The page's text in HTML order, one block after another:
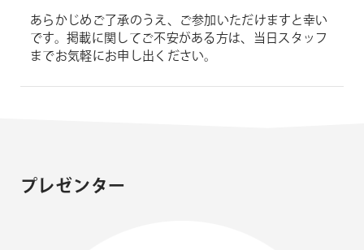
あらかじめご了承のうえ、ご参加いただけますと幸い
です。掲載に関してご不安がある方は、当日スタッフ
までお気軽にお申し出ください。
プレゼンター